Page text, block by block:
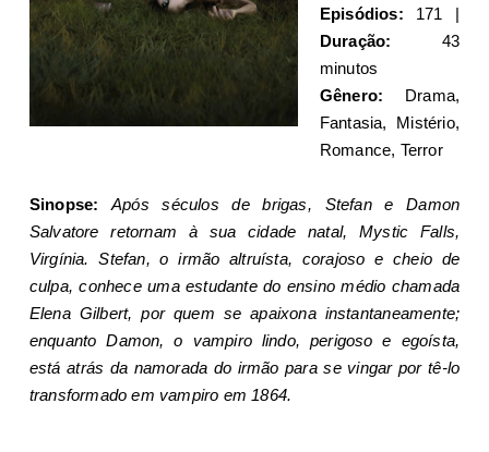
Episódios: 171 |
Duração: 43
minutos
Gênero: Drama,
Fantasia, Mistério,
Romance, Terror
Sinopse:
Após séculos de brigas, Stefan e Damon
Salvatore retornam à sua cidade natal, Mystic Falls,
Virgínia. Stefan, o irmão altruísta, corajoso e cheio de
culpa, conhece uma estudante do ensino médio chamada
Elena Gilbert, por quem se apaixona instantaneamente;
enquanto Damon, o vampiro lindo, perigoso e egoísta,
está atrás da namorada do irmão para se vingar por tê-lo
transformado em vampiro em 1864.